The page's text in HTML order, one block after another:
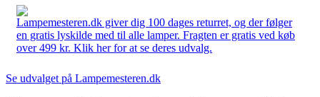
Lampemesteren.dk giver dig 100 dages returret, og der følger
en gratis lyskilde med til alle lamper. Fragten er gratis ved køb
over 499 kr. Klik her for at se deres udvalg.
Se udvalget på Lampemesteren.dk